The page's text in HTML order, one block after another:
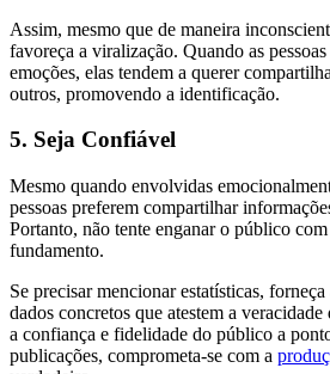
Assim, mesmo que de maneira
favoreça a viralização. Quando as
emoções, elas tendem a querer
outros, promovendo a identificação.
5. Seja Confiável
Mesmo quando envolvidas
pessoas preferem compartilhar
Portanto, não tente enganar o público
fundamento.
Se precisar mencionar estatísticas,
dados concretos que atestem a
a confiança e fidelidade do público a
publicações, comprometa-se com a